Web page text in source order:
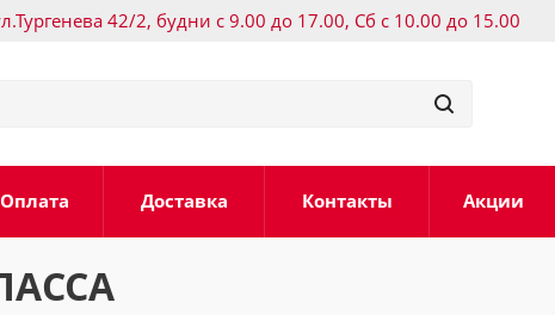
42/2, будни с 9.00 до 17.00, Сб с 10.00 до 15.00
Оплата Доставка Контакты Акции